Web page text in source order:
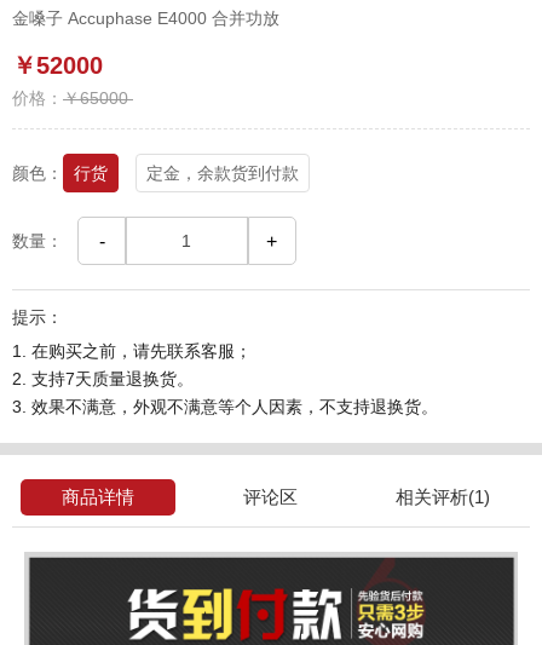
金嗓子 Accuphase E4000 合并功放
￥52000
价格： ￥65000
颜色： 行货 定金，余款货到付款
数量： - +
提示：
1. 在购买之前，请先联系客服；
2. 支持7天质量退换货。
3. 效果不满意，外观不满意等个人因素，不支持退换货。
商品详情 评论区 相关评析(1)